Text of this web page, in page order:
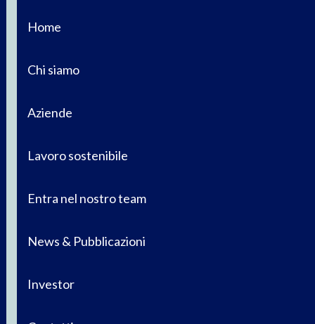
Home
Chi siamo
Aziende
Lavoro sostenibile
Entra nel nostro team
News & Pubblicazioni
Investor